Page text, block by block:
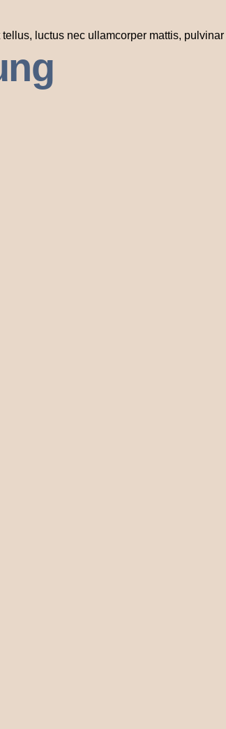
luctus nec ullamcorper mattis,